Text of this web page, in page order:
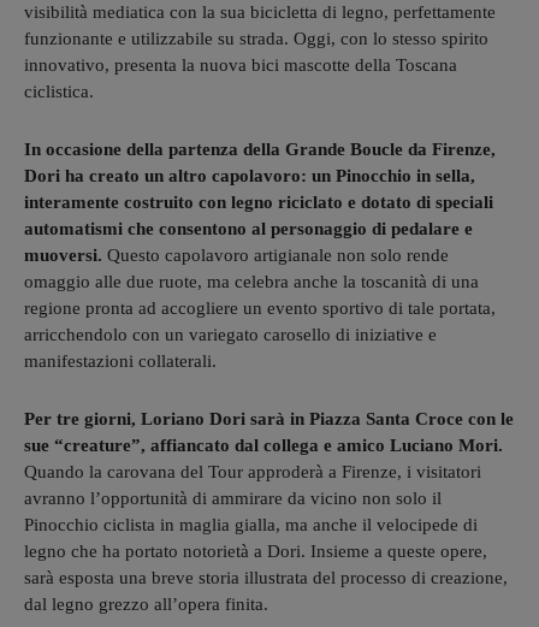
visibilità mediatica con la sua bicicletta di legno, perfettamente
funzionante e utilizzabile su strada. Oggi, con lo stesso spirito
innovativo, presenta la nuova bici mascotte della Toscana
ciclistica.
In occasione della partenza della Grande Boucle da Firenze,
Dori ha creato un altro capolavoro: un Pinocchio in sella,
interamente costruito con legno riciclato e dotato di speciali
automatismi che consentono al personaggio di pedalare e
muoversi. Questo capolavoro artigianale non solo rende
omaggio alle due ruote, ma celebra anche la toscanità di una
regione pronta ad accogliere un evento sportivo di tale portata,
arricchendolo con un variegato carosello di iniziative e
manifestazioni collaterali.
Per tre giorni, Loriano Dori sarà in Piazza Santa Croce con le
sue “creature”, affiancato dal collega e amico Luciano Mori.
Quando la carovana del Tour approderà a Firenze, i visitatori
avranno l’opportunità di ammirare da vicino non solo il
Pinocchio ciclista in maglia gialla, ma anche il velocipede di
legno che ha portato notorietà a Dori. Insieme a queste opere,
sarà esposta una breve storia illustrata del processo di creazione,
dal legno grezzo all’opera finita.